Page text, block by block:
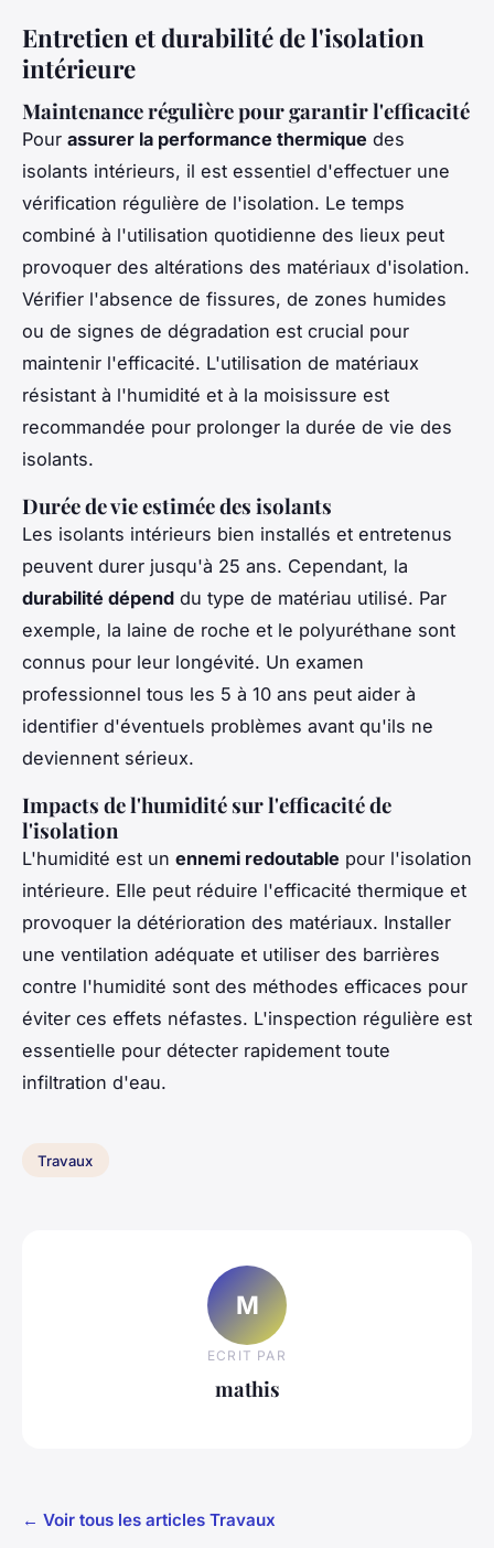
Entretien et durabilité de l'isolation
intérieure
Maintenance régulière pour garantir l'efficacité
Pour assurer la performance thermique des
isolants intérieurs, il est essentiel d'effectuer une
vérification régulière de l'isolation. Le temps
combiné à l'utilisation quotidienne des lieux peut
provoquer des altérations des matériaux d'isolation.
Vérifier l'absence de fissures, de zones humides
ou de signes de dégradation est crucial pour
maintenir l'efficacité. L'utilisation de matériaux
résistant à l'humidité et à la moisissure est
recommandée pour prolonger la durée de vie des
isolants.
Durée de vie estimée des isolants
Les isolants intérieurs bien installés et entretenus
peuvent durer jusqu'à 25 ans. Cependant, la
durabilité dépend du type de matériau utilisé. Par
exemple, la laine de roche et le polyuréthane sont
connus pour leur longévité. Un examen
professionnel tous les 5 à 10 ans peut aider à
identifier d'éventuels problèmes avant qu'ils ne
deviennent sérieux.
Impacts de l'humidité sur l'efficacité de
l'isolation
L'humidité est un ennemi redoutable pour l'isolation
intérieure. Elle peut réduire l'efficacité thermique et
provoquer la détérioration des matériaux. Installer
une ventilation adéquate et utiliser des barrières
contre l'humidité sont des méthodes efficaces pour
éviter ces effets néfastes. L'inspection régulière est
essentielle pour détecter rapidement toute
infiltration d'eau.
Travaux
M
ECRIT PAR
mathis
← Voir tous les articles Travaux